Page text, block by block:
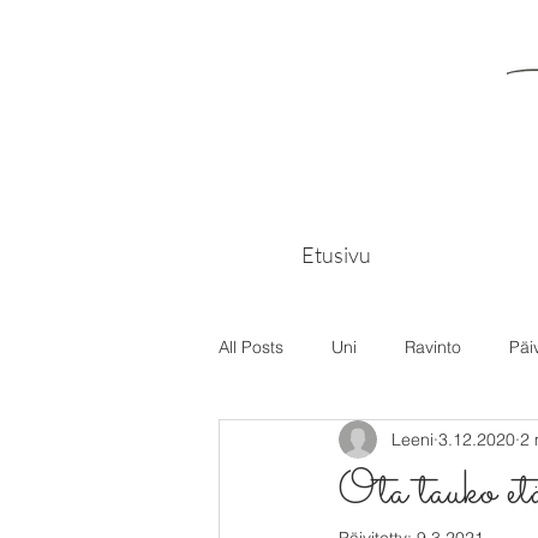
Etusivu
All Posts Uni Ravinto
Ota tauko
Leeni 3.12.2020 2